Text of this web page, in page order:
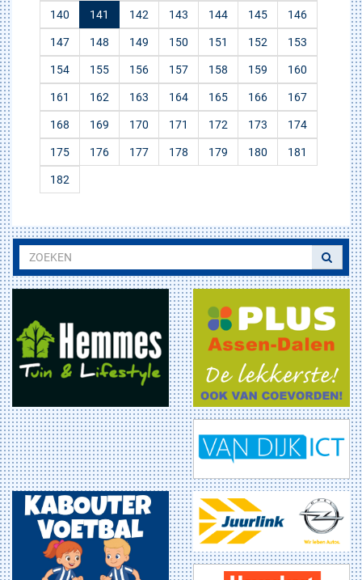
140 141 142 143 144 145 146
147 148 149 150 151 152 153
154 155 156 157 158 159 160
161 162 163 164 165 166 167
168 169 170 171 172 173 174
175 176 177 178 179 180 181
182